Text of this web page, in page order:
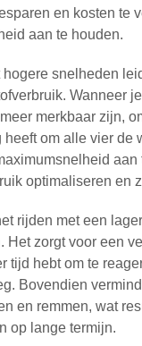
en kosten te
aan te houden.
hogere snelheden
Wanneer
merkbaar zijn,
heeft om alle vier de
aan
optimaliseren en
rijden met een
Het zorgt voor een
tijd hebt om te
Bovendien
en remmen, wat
op lange termijn.